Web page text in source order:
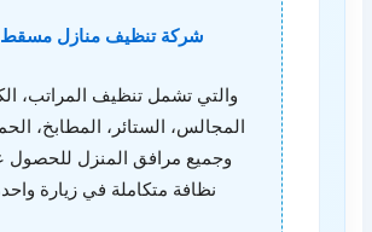
شركة تنظيف منازل مسقط
والتي تشمل تنظيف المراتب،
المجالس، الستائر، المطابخ،
وجميع مرافق المنزل للحصول
نظافة متكاملة في زيارة